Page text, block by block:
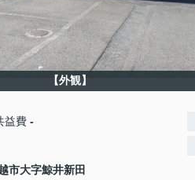
【外観】
益費 -
市大字鯨井新田